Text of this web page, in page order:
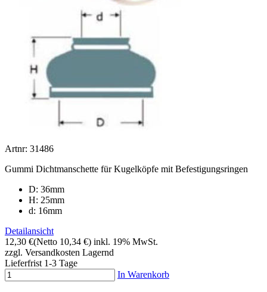
Artnr: 31486
Gummi Dichtmanschette für Kugelköpfe mit Befestigungsringen
D: 36mm
H: 25mm
d: 16mm
Detailansicht
12,30 €(Netto 10,34 €) inkl. 19% MwSt.
zzgl. Versandkosten Lagernd
Lieferfrist 1-3 Tage
In Warenkorb